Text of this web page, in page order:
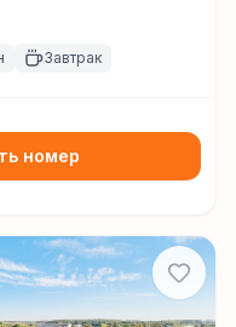
Завтрак
номер